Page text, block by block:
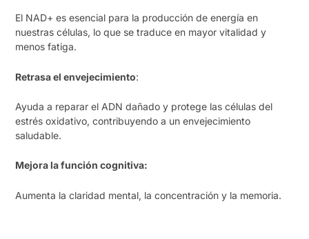
El NAD+ es esencial para la producción de energía en
nuestras células, lo que se traduce en mayor vitalidad y
menos fatiga.
Retrasa el envejecimiento:
Ayuda a reparar el ADN dañado y protege las células del
estrés oxidativo, contribuyendo a un envejecimiento
saludable.
Mejora la función cognitiva:
Aumenta la claridad mental, la concentración y la memoria.